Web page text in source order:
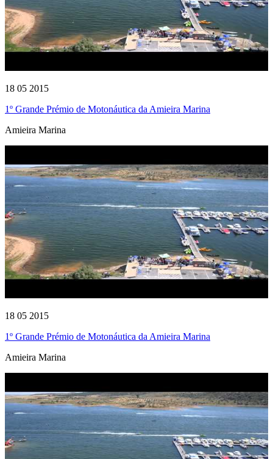
18 05 2015
1º Grande Prémio de Motonáutica da Amieira Marina
Amieira Marina
18 05 2015
1º Grande Prémio de Motonáutica da Amieira Marina
Amieira Marina